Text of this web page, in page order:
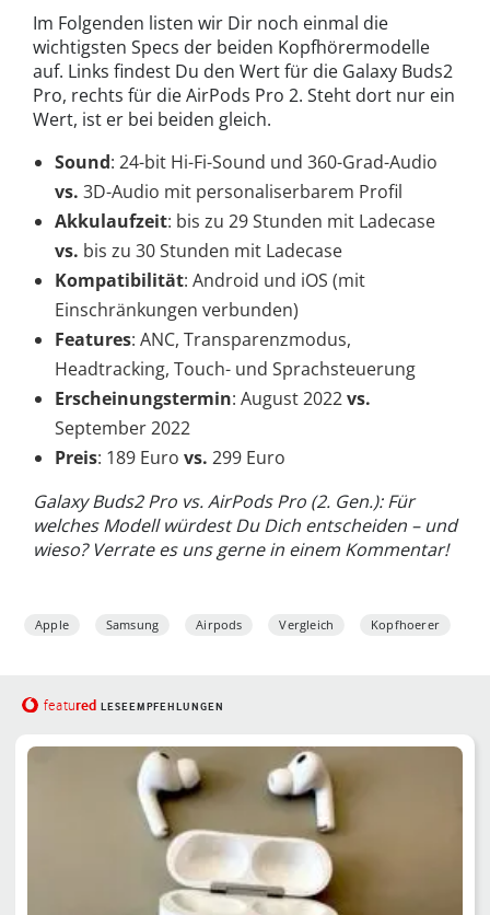
Im Folgenden listen wir Dir noch einmal die
wichtigsten Specs der beiden Kopfhörermodelle
auf. Links findest Du den Wert für die Galaxy Buds2
Pro, rechts für die AirPods Pro 2. Steht dort nur ein
Wert, ist er bei beiden gleich.
Sound: 24-bit Hi-Fi-Sound und 360-Grad-Audio
vs. 3D-Audio mit personaliserbarem Profil
Akkulaufzeit: bis zu 29 Stunden mit Ladecase
vs. bis zu 30 Stunden mit Ladecase
Kompatibilität: Android und iOS (mit
Einschränkungen verbunden)
Features: ANC, Transparenzmodus,
Headtracking, Touch- und Sprachsteuerung
Erscheinungstermin: August 2022vs.
September 2022
Preis: 189 Euro vs. 299 Euro
Galaxy Buds2 Pro vs. AirPods Pro (2. Gen.): Für
welches Modell würdest Du Dich entscheiden – und
wieso? Verrate es uns gerne in einem Kommentar!
Apple Samsung Airpods Vergleich Kopfhoerer
featured LESEEMPFEHLUNGEN